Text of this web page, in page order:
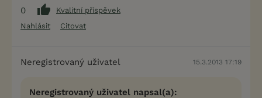
0
Kvalitní příspěvek
Nahlásit
Citovat
Neregistrovaný uživatel 15.3.2013 17:19
Neregistrovaný uživatel napsal(a):